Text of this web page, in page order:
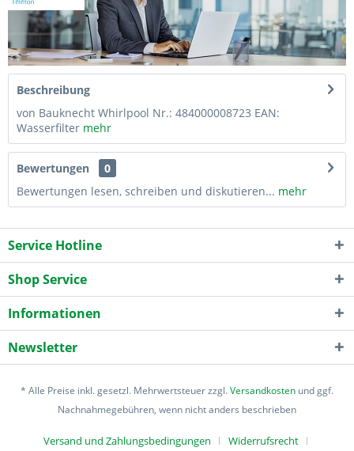
Beschreibung
von Bauknecht Whirlpool Nr.: 484000008723 EAN:
Wasserfilter mehr
Bewertungen
0
Bewertungen lesen, schreiben und diskutieren... mehr
Service Hotline
Shop Service
Informationen
Newsletter
* Alle Preise inkl. gesetzl. Mehrwertsteuer zzgl.Versandkosten und ggf.
Nachnahmegebühren, wenn nicht anders beschrieben
Versand und Zahlungsbedingungen Widerrufsrecht